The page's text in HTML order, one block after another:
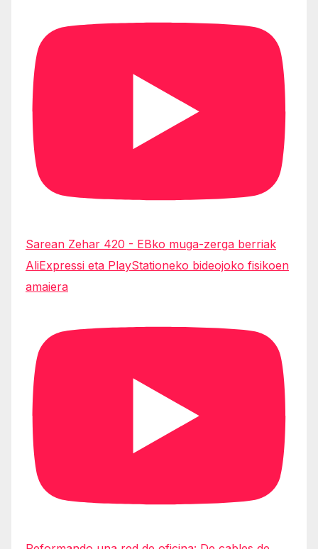
Sarean Zehar 420 - EBko muga-zerga berriak
AliExpressi eta PlayStationeko bideojoko fisikoen
amaiera